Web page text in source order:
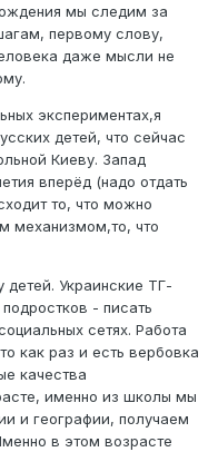
мы следим за
первому слову,
даже мысли не
экспериментах,я
детей, что сейчас
Киеву. Запад
вперёд (надо отдать
то, что можно
механизмом,то, что
детей. Украинские ТГ-
- писать
сетях. Работа
как раз и есть вербовка
качества
именно из школы мы
и географии, получаем
в этом возрасте